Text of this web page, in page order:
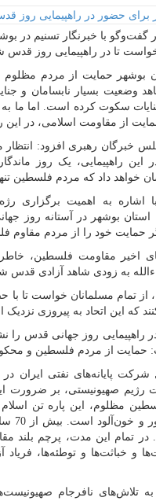
گفت‌وگو با خبرنگار تسنیم در
تا در راهپیمایی روز
بوشهر حمایت از مردم
وضعیت بسیار نابسامان و
سکوت کرده است. اما ما
از مقاومت اسلامی، در
خبرگان رهبری افزود:
راهپیمایی، یک روز
خواهد داد که مردم فلسطین
اشاره به اهمیت برگزاری
استان بوشهر در آستانه روز
حمایت خود را از مردم مقاوم
اخیر مقاومت فلسطین،
به زودی شاهد آزادی قدس
از تمام مسلمانان خواست تا با
که این اتحاد به پیروزی
راهپیمایی روز جهانی قدس را
حمایت از مردم فلسطین و
پایانه‌های نفتی ایران
مظلوم، این پاره تن
تمام این مدت، پرچم بلند
و خباثت‌ها و توطئه‌ها،
به تلاش‌های نافرجام